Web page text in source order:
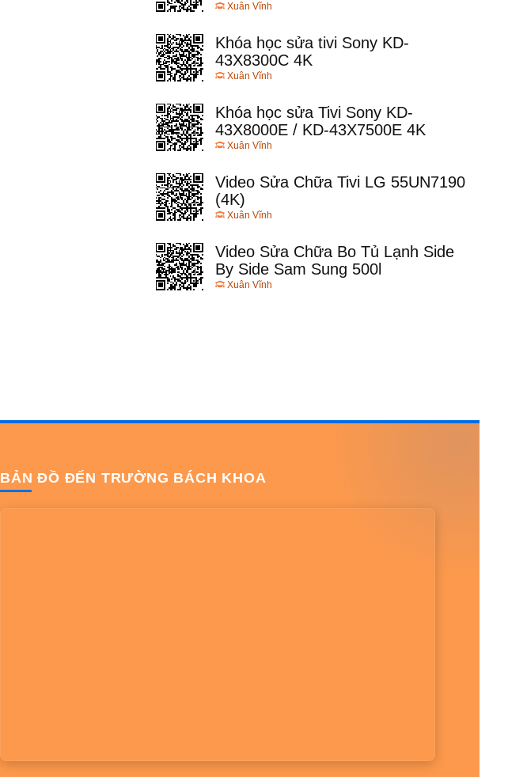
Xuân Vĩnh
Khóa học sửa tivi Sony KD-
43X8300C 4K
Xuân Vĩnh
Khóa học sửa Tivi Sony KD-
43X8000E / KD-43X7500E 4K
Xuân Vĩnh
Video Sửa Chữa Tivi LG 55UN7190
(4K)
Xuân Vĩnh
Video Sửa Chữa Bo Tủ Lạnh Side
By Side Sam Sung 500l
Xuân Vĩnh
BẢN ĐỒ ĐẾN TRƯỜNG BÁCH KHOA